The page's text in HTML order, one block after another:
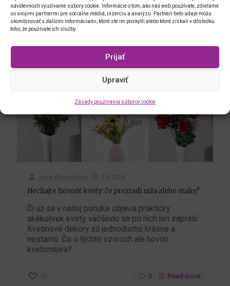
návštevnosti využívame súbory cookie. Informácie o tom, ako náš web používate, zdieľame
so svojimi partnermi pre sociálne médiá, inzerciu a analýzu. Partneri tieto údaje môžu
skombinovať s ďalšími informáciami, ktoré ste im poskytli alebo ktoré získali v dôsledku
toho, že používate ich služby.
Prijať
Upraviť
Zásady používania súborov cookie
1 0 Read more
Jana Chmelíková 7.6.2024
Nechajte hovoriť kvety: čo prezradí ruža alebo maky?
Či už sa v našej ponuke objavia prakticky
akékoľvek kvety, väčšinou sa po nich len zapráši.
Kvetinové dekory sú jednoducho krásne a
nestarnú. Čo o týchto vzoroch ale hovorí
kvetomluva?
79 0 Read more